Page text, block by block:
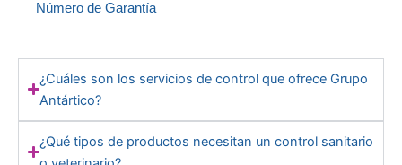
Número de Garantía
¿Cuáles son los servicios de control que ofrece Grupo
Antártico?
¿Qué tipos de productos necesitan un control sanitario